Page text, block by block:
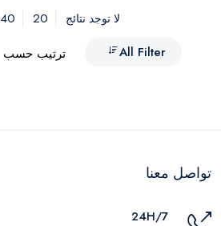
لا توجد نتائج 20
40
All Filter
ترتيب حسب
تواصل معنا
24H/7